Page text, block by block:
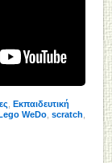
,Εκπαιδευτική
WeDo ,scratch